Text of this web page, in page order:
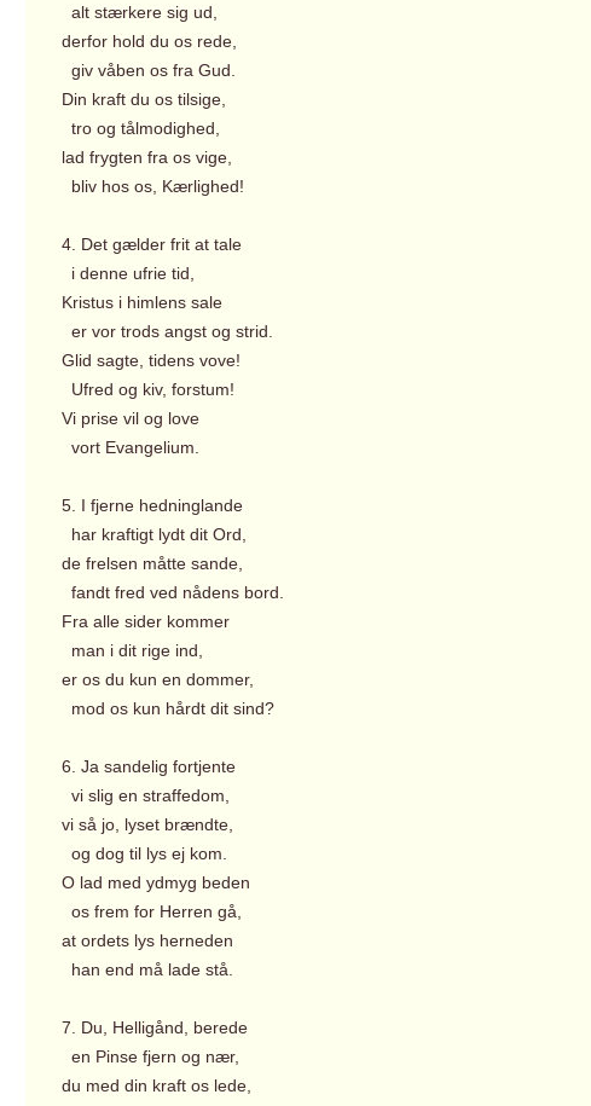
alt stærkere sig ud,
derfor hold du os rede,
giv våben os fra Gud.
Din kraft du os tilsige,
tro og tålmodighed,
lad frygten fra os vige,
bliv hos os, Kærlighed!
4. Det gælder frit at tale
i denne ufrie tid,
Kristus i himlens sale
er vor trods angst og strid.
Glid sagte, tidens vove!
Ufred og kiv, forstum!
Vi prise vil og love
vort Evangelium.
5. I fjerne hedninglande
har kraftigt lydt dit Ord,
de frelsen måtte sande,
fandt fred ved nådens bord.
Fra alle sider kommer
man i dit rige ind,
er os du kun en dommer,
mod os kun hårdt dit sind?
6. Ja sandelig fortjente
vi slig en straffedom,
vi så jo, lyset brændte,
og dog til lys ej kom.
O lad med ydmyg beden
os frem for Herren gå,
at ordets lys herneden
han end må lade stå.
7. Du, Helligånd, berede
en Pinse fjern og nær,
du med din kraft os lede,